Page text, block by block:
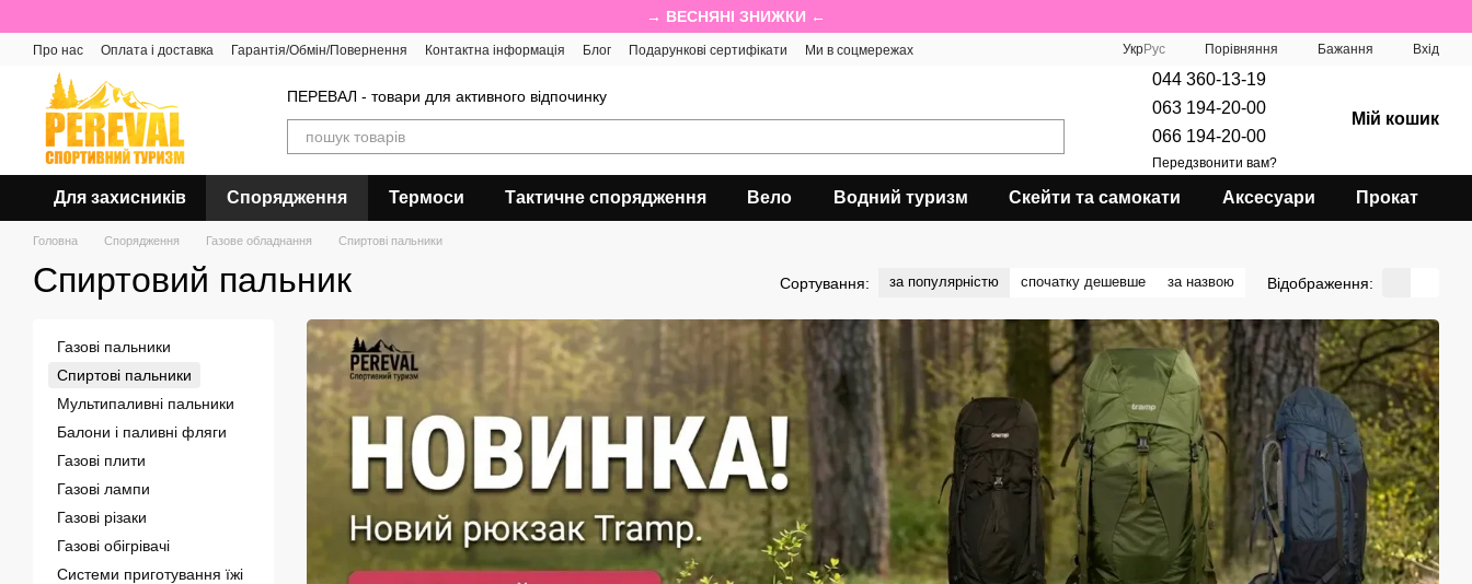
→ ВЕСНЯНІ ЗНИЖКИ ←
Про нас Оплата і доставка Гарантія/Обмін/Повернення Контактна інформація Блог Подарункові сертифікати
Ми в соцмережах
Відгуки про магазин
УкрРус Порівняння Бажання Вхід
ПЕРЕВАЛ - товари для активного відпочинку
044 360-13-19
063 194-20-00
066 194-20-00
Передзвонити вам?
Мій кошик
Для захисників Спорядження Термоси Тактичне спорядження Вело Водний туризм Скейти та самокати Аксесуари Прокат
Головна Спорядження Газове обладнання Спиртові пальники
Спиртовий пальник Сортування: за популярністю спочатку дешевше за назвою Відображення:
Газові пальники
Спиртові пальники
Мультипаливні пальники
Балони і паливні фляги
Газові плити
Газові лампи
Газові різаки
Газові обігрівачі
Системи приготування їжі